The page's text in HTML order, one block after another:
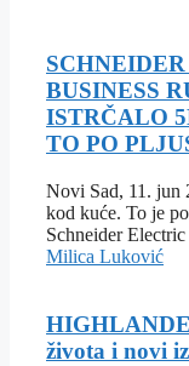
BUSINESS
ISTRČALO
TO PO
Novi Sad, 11. jun
kod kuće. To je
Schneider
Milica Luković
života i novi